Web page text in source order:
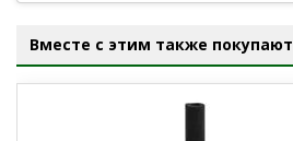
Вместе с этим также покупают